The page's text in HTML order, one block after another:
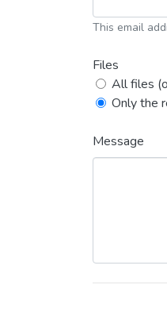
This email
Files
All files
Only the
Message